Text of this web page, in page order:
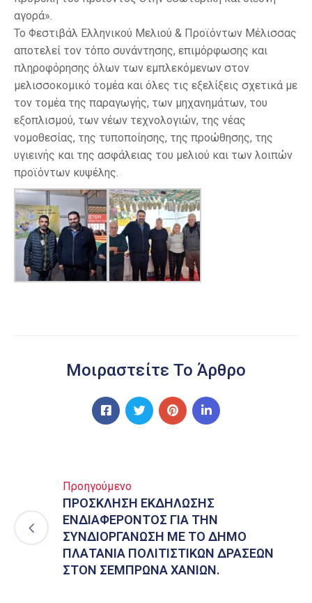
αγορά».
Το Φεστιβάλ Ελληνικού Μελιού & Προϊόντων Μέλισσας
αποτελεί τον τόπο συνάντησης, επιμόρφωσης και
πληροφόρησης όλων των εμπλεκόμενων στον
μελισσοκομικό τομέα και όλες τις εξελίξεις σχετικά με
τον τομέα της παραγωγής, των μηχανημάτων, του
εξοπλισμού, των νέων τεχνολογιών, της νέας
νομοθεσίας, της τυποποίησης, της προώθησης, της
υγιεινής και της ασφάλειας του μελιού και των λοιπών
προϊόντων κυψέλης.
Μοιραστείτε Το Άρθρο
Προηγούμενο
ΠΡΟΣΚΛΗΣΗ ΕΚΔΗΛΩΣΗΣ
ΕΝΔΙΑΦΕΡΟΝΤΟΣ ΓΙΑ ΤΗΝ
ΣΥΝΔΙΟΡΓΑΝΩΣΗ ΜΕ ΤΟ ΔΗΜΟ
ΠΛΑΤΑΝΙΑ ΠΟΛΙΤΙΣΤΙΚΩΝ ΔΡΑΣΕΩΝ
ΣΤΟΝ ΣΕΜΠΡΩΝΑ ΧΑΝΙΩΝ.